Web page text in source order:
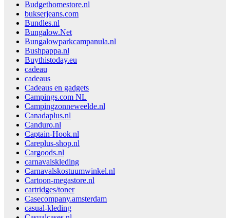
Budgethomestore.nl
bukserjeans.com
Bundles.nl
Bungalow.Net
Bungalowparkcampanula.nl
Bushpappa.nl
Buythistoday.eu
cadeau
cadeaus
Cadeaus en gadgets
Campings.com NL
Campingzonneweelde.nl
Canadaplus.nl
Canduro.nl
Captain-Hook.nl
Careplus-shop.nl
Cargoods.nl
carnavalskleding
Carnavalskostuumwinkel.nl
Cartoon-megastore.nl
cartridges/toner
Casecompany.amsterdam
casual-kleding